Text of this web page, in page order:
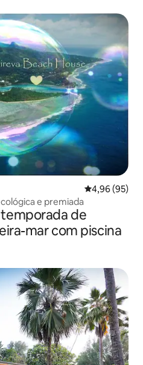
4,96 de uma
4,96 (95)
e premiada
de
mar com piscina